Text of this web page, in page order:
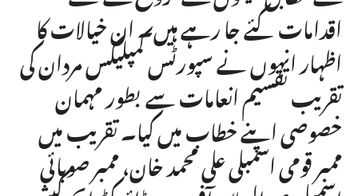
اقدامات کئے جا رہے ہیں۔ ان خیالات کا
اظہار انہوں نے سپورٹس کمپلیکس مردان کی
تقریب تقسیم انعامات سے بطور مہمان
خصوصی اپنے خطاب میں کیا۔ تقریب میں
ممبر قومی اسمبلی علی محمد خان، ممبر صوبائی